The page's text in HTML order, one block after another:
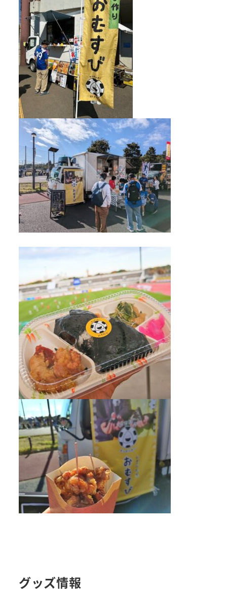
グッズ情報